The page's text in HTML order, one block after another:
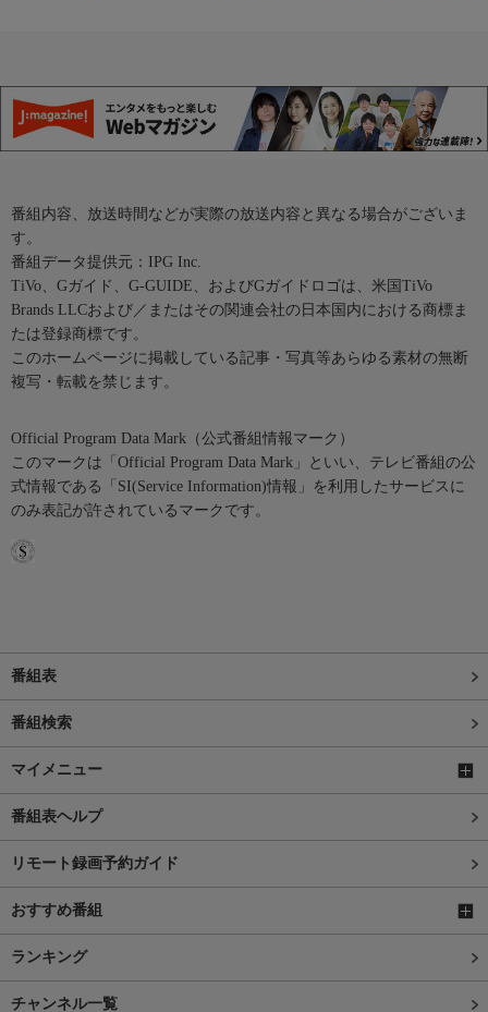
番組内容、放送時間などが実際の放送内容と異なる場合がございま
す。
番組データ提供元：IPG Inc.
TiVo、Gガイド、G-GUIDE、およびGガイドロゴは、米国TiVo
Brands LLCおよび／またはその関連会社の日本国内における商標ま
たは登録商標です。
このホームページに掲載している記事・写真等あらゆる素材の無断
複写・転載を禁じます。
Official Program Data Mark（公式番組情報マーク）
このマークは「Official Program Data Mark」といい、テレビ番組の公
式情報である「SI(Service Information)情報」を利用したサービスに
のみ表記が許されているマークです。
番組表
番組検索
マイメニュー
番組表ヘルプ
リモート録画予約ガイド
おすすめ番組
ランキング
チャンネル一覧